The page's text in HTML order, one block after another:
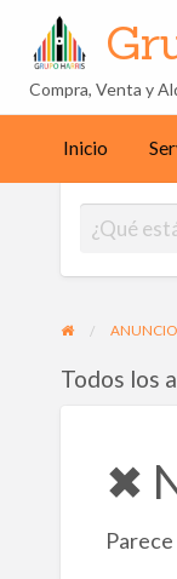
Sobre
Nosotros
Compra, Venta y
Inicio
Todos los
✖